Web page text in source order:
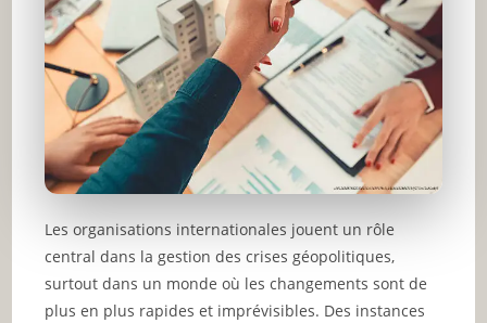
Les organisations internationales jouent un rôle
central dans la gestion des crises géopolitiques,
surtout dans un monde où les changements sont de
plus en plus rapides et imprévisibles. Des instances